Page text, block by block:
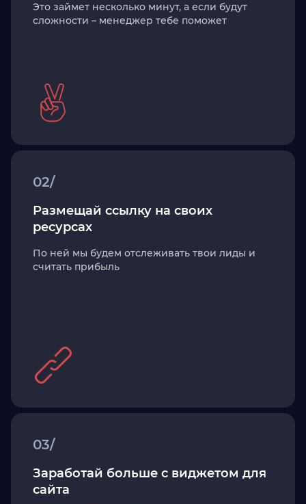
Это займет несколько минут, а если будут
сложности – менеджер тебе поможет
02/
Размещай ссылку на своих
ресурсах
По ней мы будем отслеживать твои лиды и
считать прибыль
03/
Заработай больше с виджетом для
сайта